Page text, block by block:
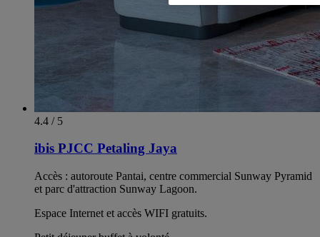
4.4 / 5
ibis PJCC Petaling Jaya
Accès : autoroute Pantai, centre commercial Sunway Pyramid
et parc d'attraction Sunway Lagoon.
Espace Internet et accès WIFI gratuits.